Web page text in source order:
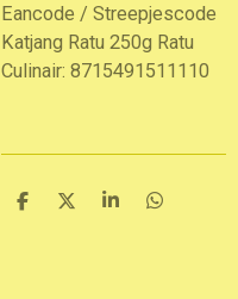
Eancode / Streepjescode
Katjang Ratu 250g Ratu
Culinair: 8715491511110
D
D
S
D